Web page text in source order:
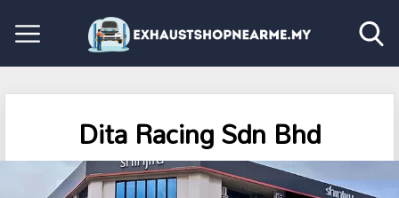
Dita Racing Sdn Bhd